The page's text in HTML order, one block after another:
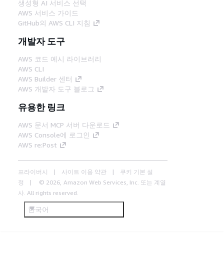
생성형 AI 서비스 선택
AWS 서비스 가이드
GitHub의 AWS CLI 지침
개발자 도구
AWS 코드 예시 라이브러리
AWS CLI
AWS Builder 센터
AWS 개발자 도구 블로그
유용한 링크
AWS 문서 MCP 서버 다운로드
AWS Console에 로그인
AWS re:Post
프라이버시 사이트 이용 약관
쿠키 기본 설
정
© 2026, Amazon Web Services, Inc. 또는 계열
사. All rights reserved.
한국어